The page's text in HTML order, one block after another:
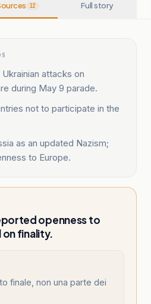
12 Full story
attacks on
during May 9 parade.
not to participate in the
as an updated Nazism;
to Europe.
openness to
on finality.
finale, non una parte dei